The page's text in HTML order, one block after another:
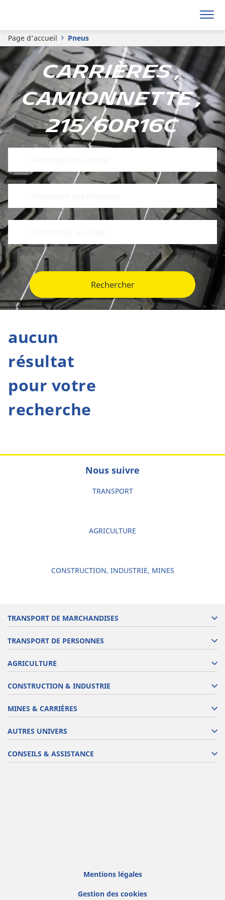
Page d'accueil Pneus
Carrières ,
Camionnette ,
215/60R16C
Rechercher
aucun
résultat
pour votre
recherche
Nous suivre
TRANSPORT
AGRICULTURE
CONSTRUCTION, INDUSTRIE, MINES
TRANSPORT DE MARCHANDISES
TRANSPORT DE PERSONNES
AGRICULTURE
CONSTRUCTION & INDUSTRIE
MINES & CARRIÈRES
AUTRES UNIVERS
CONSEILS & ASSISTANCE
Mentions légales
Gestion des cookies